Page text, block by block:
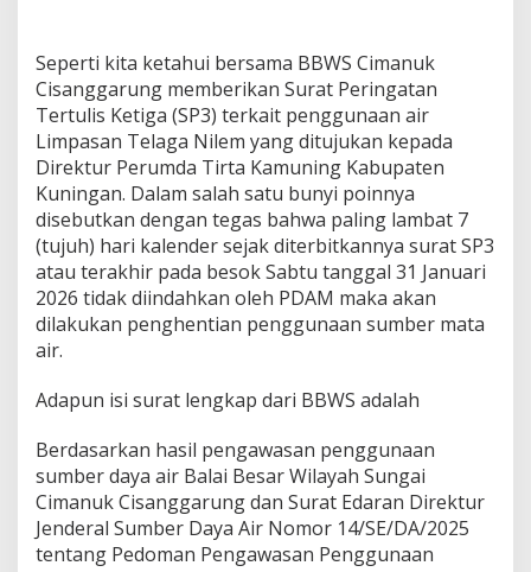
Seperti kita ketahui bersama BBWS Cimanuk
Cisanggarung memberikan Surat Peringatan
Tertulis Ketiga (SP3) terkait penggunaan air
Limpasan Telaga Nilem yang ditujukan kepada
Direktur Perumda Tirta Kamuning Kabupaten
Kuningan. Dalam salah satu bunyi poinnya
disebutkan dengan tegas bahwa paling lambat 7
(tujuh) hari kalender sejak diterbitkannya surat SP3
atau terakhir pada besok Sabtu tanggal 31 Januari
2026 tidak diindahkan oleh PDAM maka akan
dilakukan penghentian penggunaan sumber mata
air.
Adapun isi surat lengkap dari BBWS adalah
Berdasarkan hasil pengawasan penggunaan
sumber daya air Balai Besar Wilayah Sungai
Cimanuk Cisanggarung dan Surat Edaran Direktur
Jenderal Sumber Daya Air Nomor 14/SE/DA/2025
tentang Pedoman Pengawasan Penggunaan